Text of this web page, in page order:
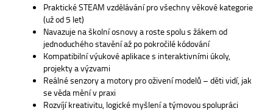
Praktické STEAM vzdělávání pro všechny věkové kategorie
(už od 5 let)
Navazuje na školní osnovy a roste spolu s žákem od
jednoduchého stavění až po pokročilé kódování
Kompatibilní výukové aplikace s interaktivními úkoly,
projekty a výzvami
Reálné senzory a motory pro oživení modelů – děti vidí, jak
se věda mění v praxi
Rozvíjí kreativitu, logické myšlení a týmovou spolupráci